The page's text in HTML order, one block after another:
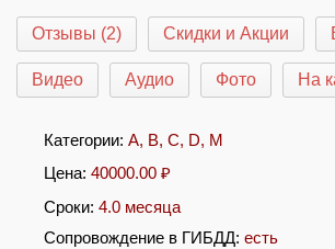
Отзывы (2) Скидки и Акции
Видео Аудио Фото На
Категории: A, B, C, D, M
Цена: 40000.00 ₽
Сроки: 4.0 месяца
Сопровождение в ГИБДД: есть